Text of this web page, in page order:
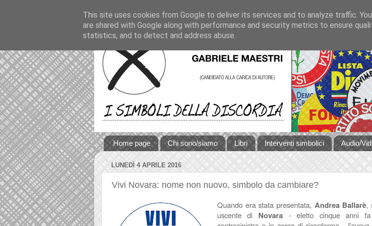
Home page Chi sono/siamo Libri Interventi simbolici Audio/
LUNEDÌ 4 APRILE 2016
Vivi Novara: nome non nuovo, simbolo da cambiare?
Quando era stata presentata, Andrea Ballarè,
uscente di Novara - eletto cinque anni
This site uses cookies from Google to deliver its services and to analyze traffic.
are shared with Google along with performance and security metrics to ensure
statistics, and to detect and address abuse.